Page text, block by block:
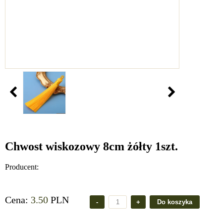
Chwost wiskozowy 8cm żółty 1szt.
Producent:
Cena: 3.50 PLN